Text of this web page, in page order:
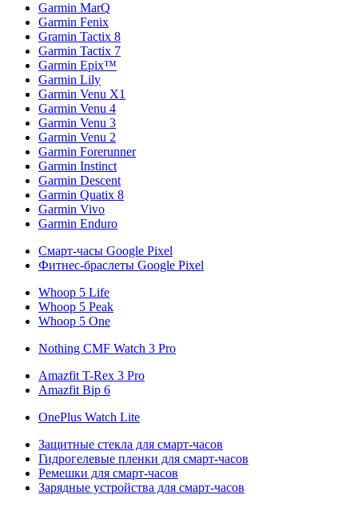
Garmin MarQ
Garmin Fenix
Gramin Tactix 8
Garmin Tactix 7
Garmin Epix™
Garmin Lily
Garmin Venu X1
Garmin Venu 4
Garmin Venu 3
Garmin Venu 2
Garmin Forerunner
Garmin Instinct
Garmin Descent
Garmin Quatix 8
Garmin Vivo
Garmin Enduro
Смарт-часы Google Pixel
Фитнес-браслеты Google Pixel
Whoop 5 Life
Whoop 5 Peak
Whoop 5 One
Nothing CMF Watch 3 Pro
Amazfit T-Rex 3 Pro
Amazfit Bip 6
OnePlus Watch Lite
Защитные стекла для смарт-часов
Гидрогелевые пленки для смарт-часов
Ремешки для смарт-часов
Зарядные устройства для смарт-часов